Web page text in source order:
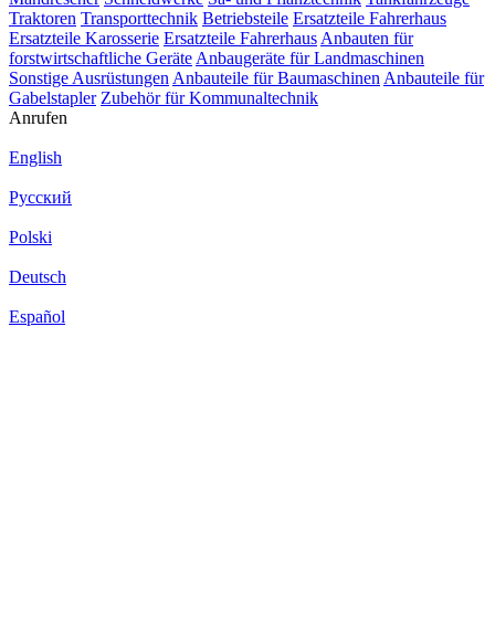
Traktoren Transporttechnik Betriebsteile Ersatzteile Fahrerhaus
Ersatzteile Karosserie Ersatzteile Fahrerhaus Anbauten für
forstwirtschaftliche Geräte Anbaugeräte für Landmaschinen
Sonstige Ausrüstungen Anbauteile für Baumaschinen Anbauteile für
Gabelstapler Zubehör für Kommunaltechnik
Anrufen
English
Русский
Polski
Deutsch
Español